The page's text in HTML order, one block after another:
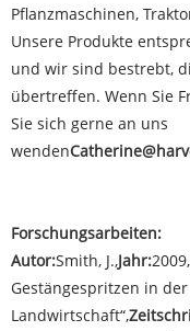
Pflanzmaschinen,
Unsere Produkte
und wir sind bestrebt,
übertreffen. Wenn Sie
Sie sich gerne an uns
wenden
Forschungsarbeiten:
Autor:Smith, J.,Jahr:2009,
Gestängespritzen in
Landwirtschaft“,